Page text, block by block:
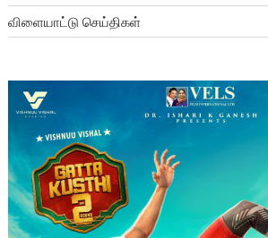
விளையாட்டு செய்திகள்